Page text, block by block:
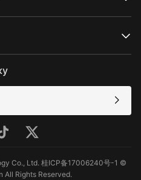
Co., Ltd. 桂ICP备17006240号-1 ©
All Rights Reserved.